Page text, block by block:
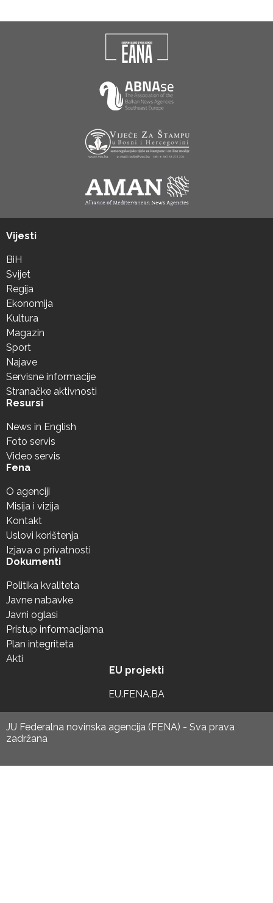
Vijesti
BiH
Svijet
Regija
Ekonomija
Kultura
Magazin
Sport
Najave
Servisne informacije
Stranačke aktivnosti
Resursi
News in English
Foto servis
Video servis
Fena
O agenciji
Misija i vizija
Kontakt
Uslovi korištenja
Izjava o privatnosti
Dokumenti
Politika kvaliteta
Javne nabavke
Javni oglasi
Pristup informacijama
Plan integriteta
Akti
EU projekti
EU.FENA.BA
JU Federalna novinska agencija (FENA) - Sva prava
zadržana